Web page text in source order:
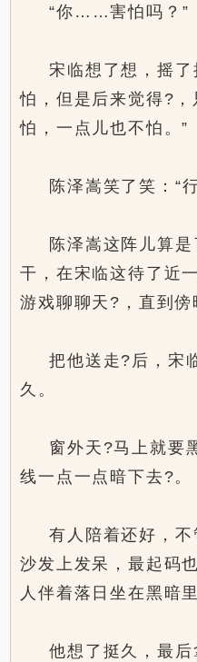
“你……害怕吗？”
宋临想了想，摇
怕，但是后来觉得?
怕，一点儿也不怕。”
陈泽嵩笑了笑：“
陈泽嵩这阵儿算
干，在宋临这待了近
游戏聊聊天?，直到傍
把他送走?后，宋
久。
窗外天?马上就要
线一点一点暗下去?。
有人陪着还好，
沙发上发呆，最起码
人伴着落日坐在黑暗
他想了挺久，最